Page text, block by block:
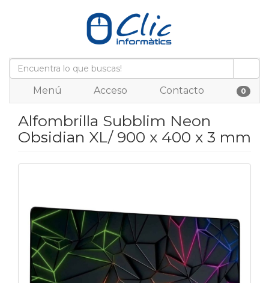
Menú Acceso Contacto 0
Alfombrilla Subblim Neon
Obsidian XL/ 900 x 400 x 3 mm